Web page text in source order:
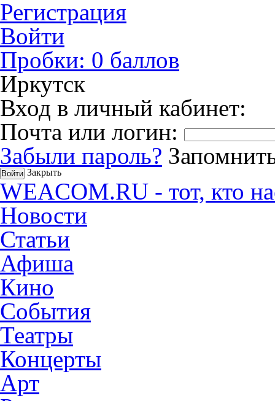
Регистрация
Войти
Пробки: 0 баллов
Иркутск
Вход в личный кабинет:
Почта или логин:
Забыли пароль?
Закрыть
WEACOM.RU - тот, кто
Новости
Статьи
Афиша
Кино
События
Театры
Концерты
Арт